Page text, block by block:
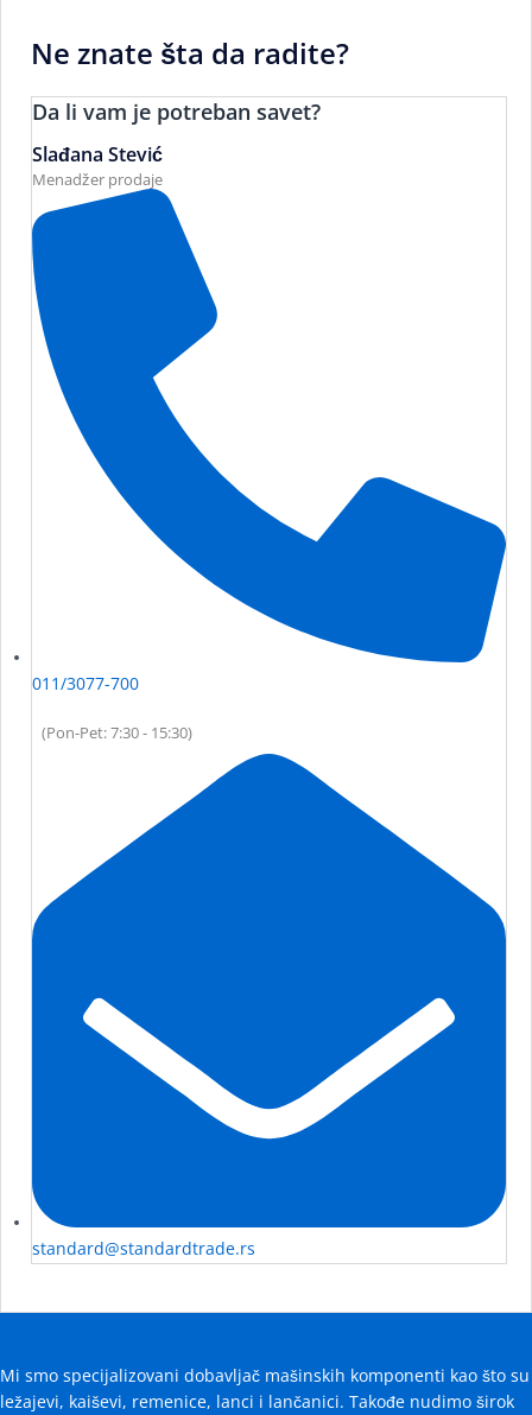
Ne znate šta da radite?
Da li vam je potreban savet?
Slađana Stević
Menadžer prodaje
011/3077-700
(Pon-Pet: 7:30 - 15:30)
standard@standardtrade.rs
Mi smo specijalizovani dobavljač mašinskih komponenti kao što su
ležajevi, kaiševi, remenice, lanci i lančanici. Takođe nudimo širok